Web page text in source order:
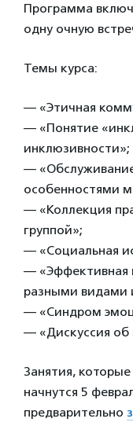
Программа
одну очную
Темы курса:
— «Этичная
— «Понятие
инклюзивности»;
—
особенностями
— «Коллекция
группой»;
— «Социальная
— «Эффективная
разными видами
— «Синдром
— «Дискуссия об
Занятия,
начнутся 5
предварительно